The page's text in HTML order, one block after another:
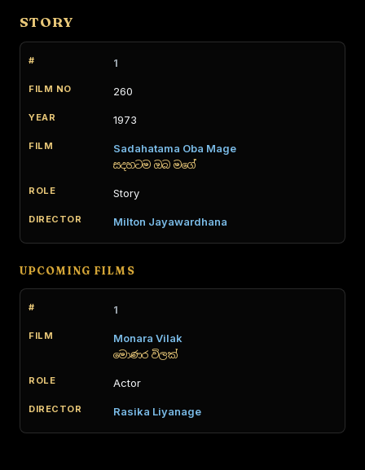
STORY
1
260
1973
Sadahatama Oba Mage
සදහටම ඔබ මගේ
Story
Milton Jayawardhana
UPCOMING FILMS
1
Monara Vilak
මොණර විලක්
Actor
Rasika Liyanage